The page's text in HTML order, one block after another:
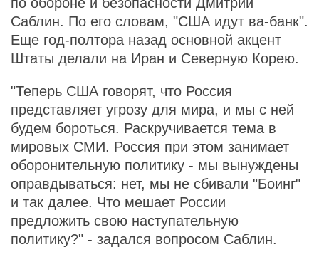
Саблин. По его словам, "США идут ва-банк".
Еще год-полтора назад основной акцент
Штаты делали на Иран и Северную Корею.
"Теперь США говорят, что Россия
представляет угрозу для мира, и мы с ней
будем бороться. Раскручивается тема в
мировых СМИ. Россия при этом занимает
оборонительную политику - мы вынуждены
оправдываться: нет, мы не сбивали "Боинг"
и так далее. Что мешает России
предложить свою наступательную
политику?" - задался вопросом Саблин.